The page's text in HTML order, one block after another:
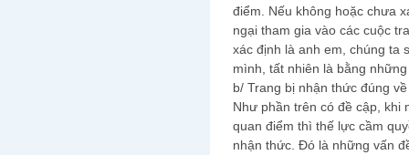
điểm. Nếu không hoặc chưa
ngại tham gia vào các cuộc
xác định là anh em, chúng ta
mình, tất nhiên là bằng
b/ Trang bị nhận thức đúng
Như phần trên có đề cập, khi
quan điểm thì thế lực cầm
nhận thức. Đó là những vấn